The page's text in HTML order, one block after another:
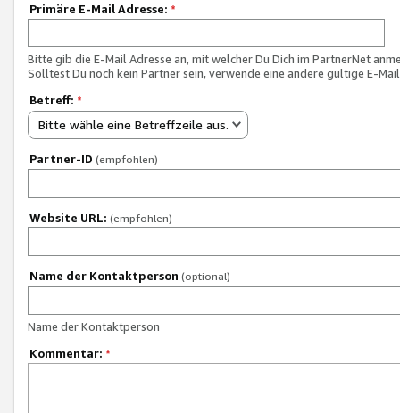
Primäre E-Mail Adresse: *
Bitte gib die E-Mail Adresse an, mit welcher Du Dich im PartnerNet
Solltest Du noch kein Partner sein, verwende eine andere gültige E-
Betreff: *
Bitte wähle eine Betreffzeile aus.
Partner-ID (empfohlen)
Website URL: (empfohlen)
Name der Kontaktperson (optional)
Name der Kontaktperson
Kommentar: *